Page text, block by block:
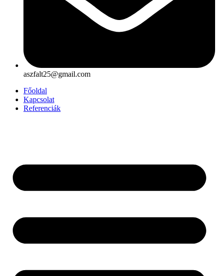
aszfalt25@gmail.com
Főoldal
Kapcsolat
Referenciák